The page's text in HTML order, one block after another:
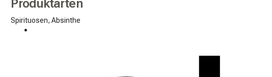
Produktarten
Spirituosen, Absinthe